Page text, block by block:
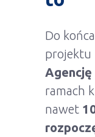
Do
projektu
Agencję
ramach
nawet